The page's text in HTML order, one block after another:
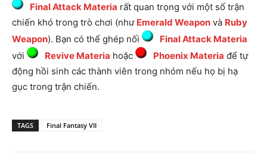
Final Attack Materia rất quan trọng với một số trận
chiến khó trong trò chơi (như Emerald Weapon và Ruby
Weapon). Bạn có thể ghép nối
Final Attack Materia
với
Revive Materia hoặc Phoenix Materia để tự
động hồi sinh các thành viên trong nhóm nếu họ bị hạ
gục trong trận chiến.
TAGS Final Fantasy VII